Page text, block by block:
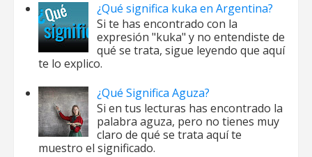
¿Qué significa kuka en Argentina?
Si te has encontrado con la
expresión "kuka" y no entendiste de
qué se trata, sigue leyendo que aquí
te lo explico.
¿Qué Significa Aguza?
Si en tus lecturas has encontrado la
palabra aguza, pero no tienes muy
claro de qué se trata aquí te
muestro el significado.